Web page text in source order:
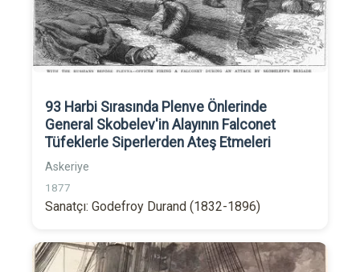
93 Harbi Sırasında Plenve Önlerinde
General Skobelev'in Alayının Falconet
Tüfeklerle Siperlerden Ateş Etmeleri
Askeriye
1877
Sanatçı: Godefroy Durand (1832-1896)